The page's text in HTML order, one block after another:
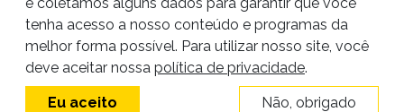
Site desenvolvido por
tenha acesso a nosso conteúdo e programas da
melhor forma possível. Para utilizar nosso site, você
deve aceitar nossa política de privacidade.
Eu aceito Não, obrigado